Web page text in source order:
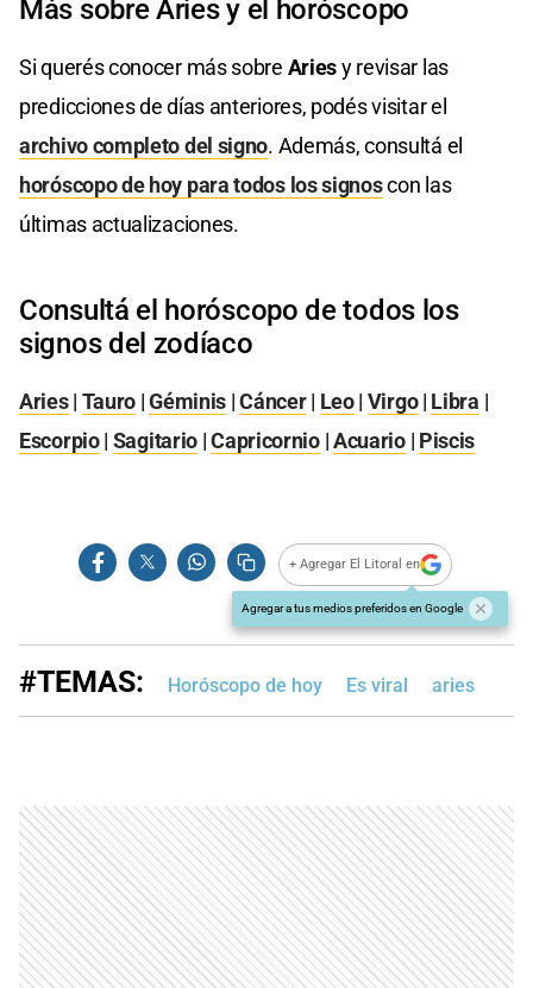
Más sobre Aries y el horóscopo
Si querés conocer más sobre Ariesy revisar las
predicciones de días anteriores, podés visitar el
archivo completo del signo. Además, consultá el
horóscopo de hoy para todos los signoscon las
últimas actualizaciones.
Consultá el horóscopo de todos los
signos del zodíaco
Aries| Tauro |Géminis |Cáncer| Leo| Virgo| Libra |
Escorpio| Sagitario |Capricornio|Acuario| Piscis
+ Agregar El Litoral en
Agregar a tus medios preferidos en Google
#TEMAS: Horóscopo de hoy Es viral aries